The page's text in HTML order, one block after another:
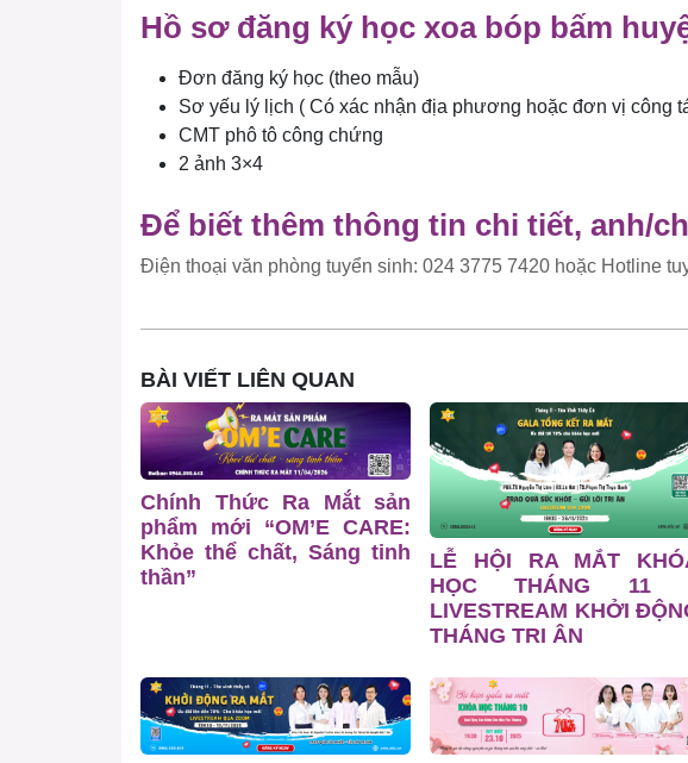
Hồ sơ đăng ký học xoa bóp bấm
Đơn đăng ký học (theo mẫu)
Sơ yếu lý lịch ( Có xác nhận địa phương hoặc đơn vị công
CMT phô tô công chứng
2 ảnh 3×4
Để biết thêm thông tin chi tiết, anh/
Điện thoại văn phòng tuyển sinh: 024 3775 7420 hoặc Hotline
BÀI VIẾT LIÊN QUAN
Chính Thức Ra Mắt sản
phẩm mới “OM’E CARE:
Khỏe thể chất, Sáng tinh
thần”
LỄ HỘI RA MẮT
HỌC THÁNG 11
LIVESTREAM KHỞI
THÁNG TRI ÂN